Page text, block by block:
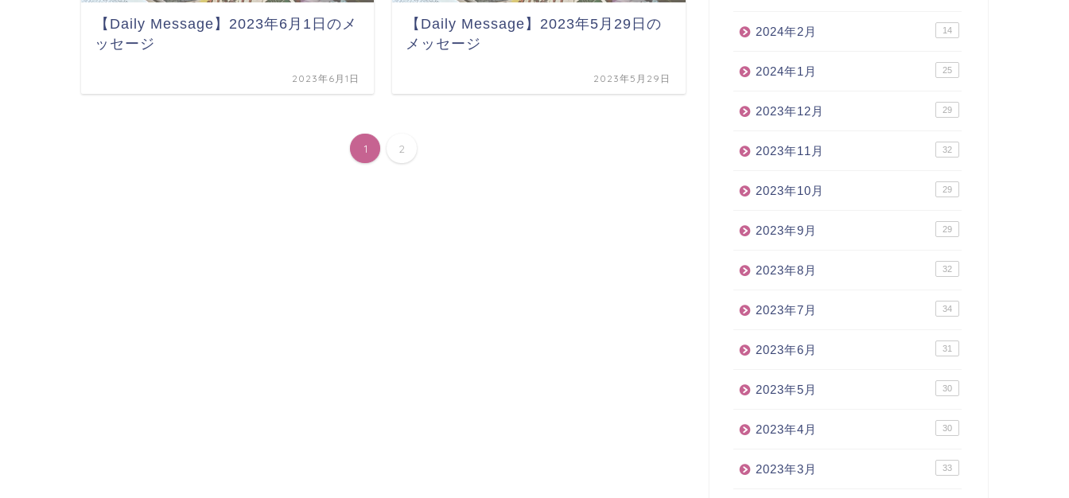
【Daily Message】2023年6月1日のメ
ッセージ
2023年6月1日
【Daily Message】2023年5月29日の
メッセージ
2023年5月29日
1 2
2024年2月 14
2024年1月 25
2023年12月 29
2023年11月 32
2023年10月 29
2023年9月 29
2023年8月 32
2023年7月 34
2023年6月 31
2023年5月 30
2023年4月 30
2023年3月 33